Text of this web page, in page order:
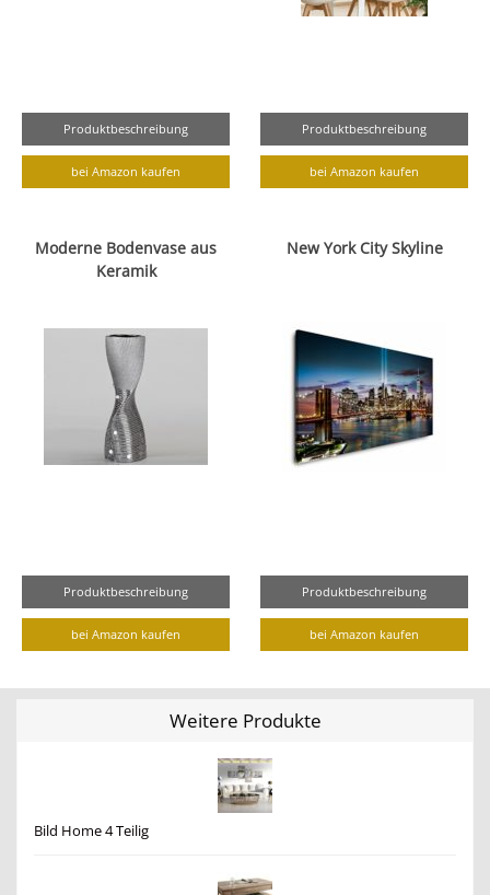
Produktbeschreibung
bei Amazon kaufen
Produktbeschreibung
bei Amazon kaufen
Moderne Bodenvase aus
Keramik
Produktbeschreibung
bei Amazon kaufen
New York City Skyline
Produktbeschreibung
bei Amazon kaufen
Weitere Produkte
Bild Home 4 Teilig